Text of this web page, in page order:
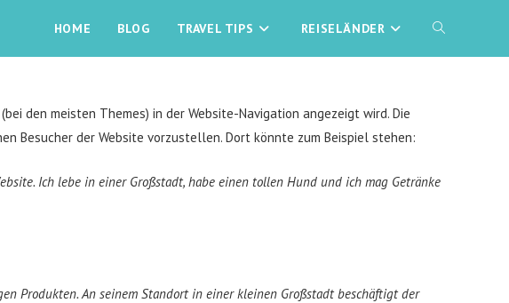
HOME BLOG TRAVEL TIPS REISELÄNDER WEBSITE-
den meisten Themes) in der Website-Navigation angezeigt wird. Die
Besucher der Website vorzustellen. Dort könnte zum Beispiel stehen:
Ich lebe in einer Großstadt, habe einen tollen Hund und ich mag Getränke
Produkten. An seinem Standort in einer kleinen Großstadt beschäftigt der